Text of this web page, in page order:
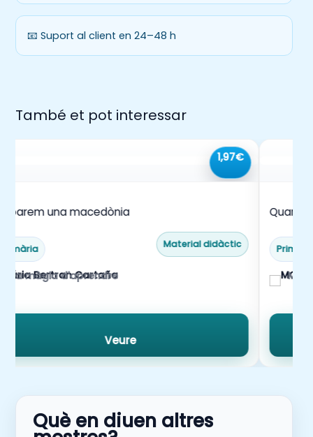
📧 Suport al client en 24–48 h
També et pot interessar
1,97€
una macedònia
Primària Material didàctic
La màgia d'aprendre
Veure
Què en diuen altres